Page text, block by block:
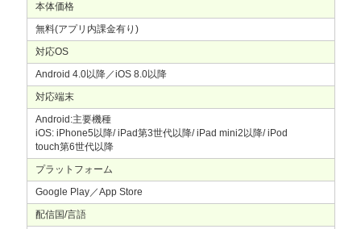
本体価格
無料(アプリ内課金有り)
対応OS
Android 4.0以降／iOS 8.0以降
対応端末
Android:主要機種
iOS: iPhone5以降/ iPad第3世代以降/ iPad mini2以降/ iPod
touch第6世代以降
プラットフォーム
Google Play／App Store
配信国/言語